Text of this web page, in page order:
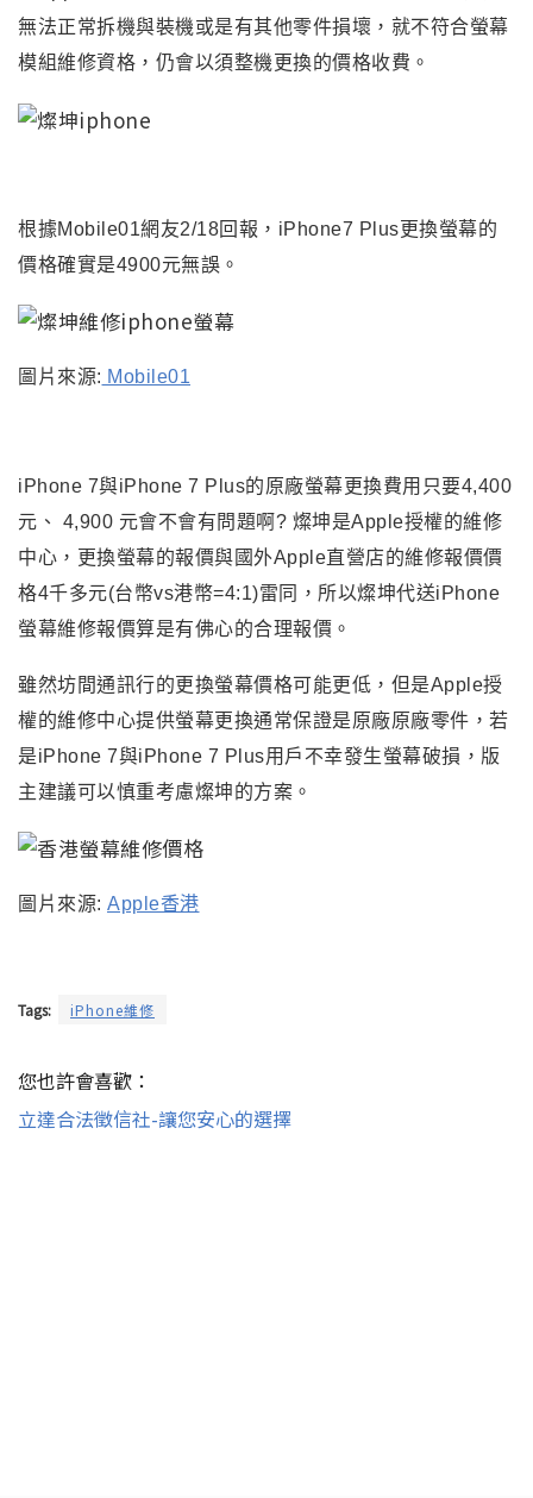
無法正常拆機與裝機或是有其他零件損壞，就不符合螢幕
模組維修資格，仍會以須整機更換的價格收費。
根據Mobile01網友2/18回報，iPhone7 Plus更換螢幕的
價格確實是4900元無誤。
圖片來源: Mobile01
iPhone 7與iPhone 7 Plus的原廠螢幕更換費用只要4,400
元、 4,900 元會不會有問題啊? 燦坤是Apple授權的維修
中心，更換螢幕的報價與國外Apple直營店的維修報價價
格4千多元(台幣vs港幣=4:1)雷同，所以燦坤代送iPhone
螢幕維修報價算是有佛心的合理報價。
雖然坊間通訊行的更換螢幕價格可能更低，但是Apple授
權的維修中心提供螢幕更換通常保證是原廠原廠零件，若
是iPhone 7與iPhone 7 Plus用戶不幸發生螢幕破損，版
主建議可以慎重考慮燦坤的方案。
圖片來源: Apple香港
Tags: iPhone維修
您也許會喜歡：
立達合法徵信社-讓您安心的選擇